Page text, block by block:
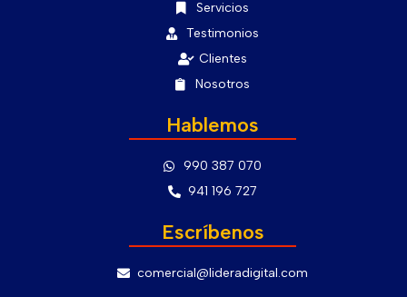
Servicios
Testimonios
Clientes
Nosotros
Hablemos
990 387 070
941 196 727
Escríbenos
comercial@lideradigital.com